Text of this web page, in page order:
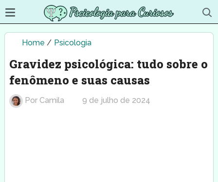
Home / Psicologia
Gravidez psicológica: tudo sobre o
fenômeno e suas causas
Por Camila 9 de julho de 2024